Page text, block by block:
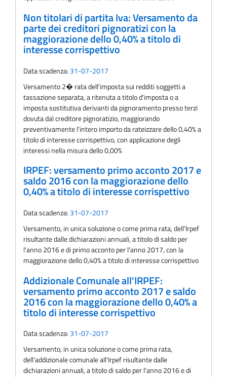
Non titolari di partita Iva: Versamento da
parte dei creditori pignoratizi con la
maggiorazione dello 0,40% a titolo di
interesse corrispettivo
Data scadenza: 31-07-2017
Versamento 2� rata dell'imposta sui redditi soggetti a
tassazione separata, a ritenuta a titolo d'imposta o a
imposta sostitutiva derivanti da pignoramento presso terzi
dovuta dal creditore pignoratizio, maggiorando
preventivamente l'intero importo da rateizzare dello 0,40% a
titolo di interesse corrispettivo, con applicazione degli
interessi nella misura dello 0,00%
IRPEF: versamento primo acconto 2017 e
saldo 2016 con la maggiorazione dello
0,40% a titolo di interesse corrispettivo
Data scadenza: 31-07-2017
Versamento, in unica soluzione o come prima rata, dell'Irpef
risultante dalle dichiarazioni annuali, a titolo di saldo per
l'anno 2016 e di primo acconto per l'anno 2017, con la
maggiorazione dello 0,40% a titolo di interesse corrispettivo
Addizionale Comunale all'IRPEF:
versamento primo acconto 2017 e saldo
2016 con la maggiorazione dello 0,40% a
titolo di interesse corrispettivo
Data scadenza: 31-07-2017
Versamento, in unica soluzione o come prima rata,
dell'addizionale comunale all'Irpef risultante dalle
dichiarazioni annuali, a titolo di saldo per l'anno 2016 e di